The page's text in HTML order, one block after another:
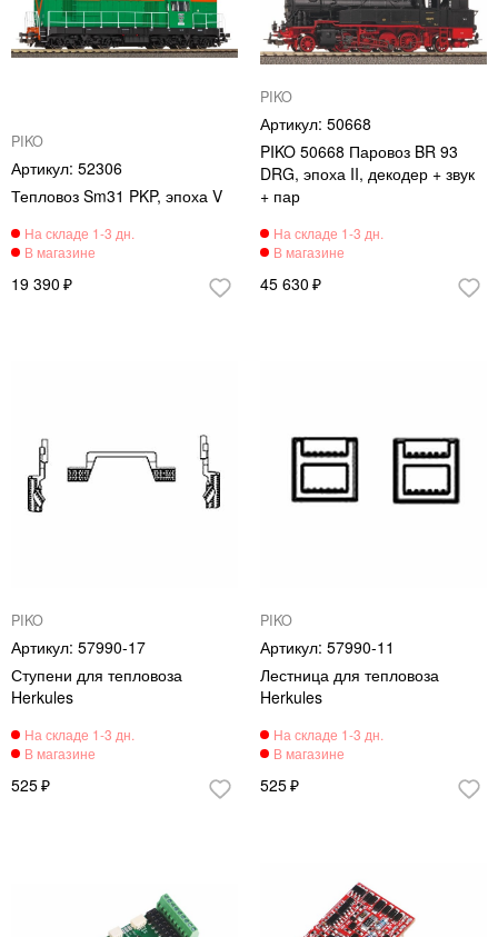
PIKO
52306
Тепловоз Sm31 PKP, эпоха V
19 390
PIKO
50668
PIKO 50668 Паровоз BR 93
DRG, эпоха II, декодер + звук
+ пар
45 630
PIKO
57990-17
Ступени для тепловоза
Herkules
525
PIKO
57990-11
Лестница для тепловоза
Herkules
525